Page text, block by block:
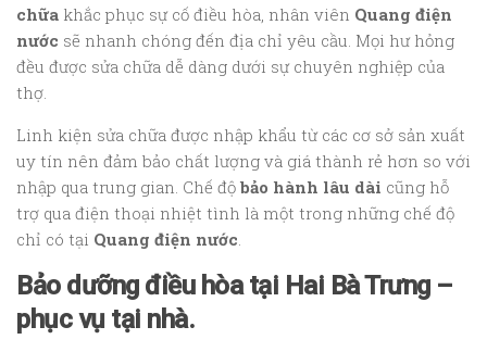
chữa khắc phục sự cố điều hòa, nhân viên Quang điện
nước sẽ nhanh chóng đến địa chỉ yêu cầu. Mọi hư hỏng
đều được sửa chữa dễ dàng dưới sự chuyên nghiệp của
thợ.
Linh kiện sửa chữa được nhập khẩu từ các cơ sở sản xuất
uy tín nên đảm bảo chất lượng và giá thành rẻ hơn so với
nhập qua trung gian. Chế độ bảo hành lâu dài cũng hỗ
trợ qua điện thoại nhiệt tình là một trong những chế độ
chỉ có tại Quang điện nước.
Bảo dưỡng điều hòa tại Hai Bà Trưng –
phục vụ tại nhà.